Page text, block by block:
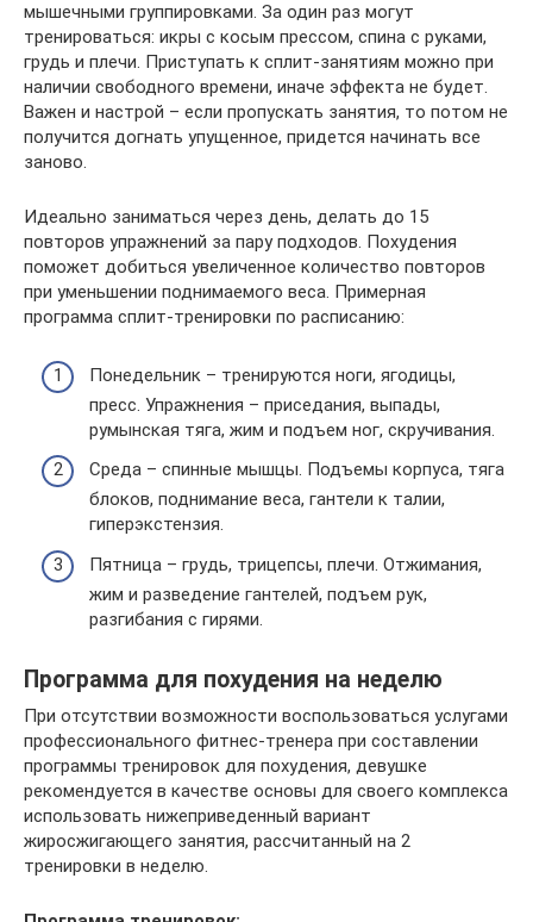
мышечными группировками. За один раз могут
тренироваться: икры с косым прессом, спина с руками,
грудь и плечи. Приступать к сплит-занятиям можно при
наличии свободного времени, иначе эффекта не будет.
Важен и настрой – если пропускать занятия, то потом не
получится догнать упущенное, придется начинать все
заново.
Идеально заниматься через день, делать до 15
повторов упражнений за пару подходов. Похудения
поможет добиться увеличенное количество повторов
при уменьшении поднимаемого веса. Примерная
программа сплит-тренировки по расписанию:
Понедельник – тренируются ноги, ягодицы,
пресс. Упражнения – приседания, выпады,
румынская тяга, жим и подъем ног, скручивания.
Среда – спинные мышцы. Подъемы корпуса, тяга
блоков, поднимание веса, гантели к талии,
гиперэкстензия.
Пятница – грудь, трицепсы, плечи. Отжимания,
жим и разведение гантелей, подъем рук,
разгибания с гирями.
Программа для похудения на неделю
При отсутствии возможности воспользоваться услугами
профессионального фитнес-тренера при составлении
программы тренировок для похудения, девушке
рекомендуется в качестве основы для своего комплекса
использовать нижеприведенный вариант
жиросжигающего занятия, рассчитанный на 2
тренировки в неделю.